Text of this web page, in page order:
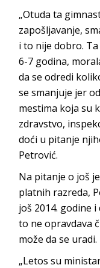
„Otuda ta
zapošljavanje,
i to nije dobro.
6-7 godina,
da se odredi
se smanjuje jer
mestima koja su
zdravstvo,
doći u pitanje
Petrović.
Na pitanje o još
platnih razreda,
još 2014. godine
to ne opravdava
može da se uradi.
„Letos su